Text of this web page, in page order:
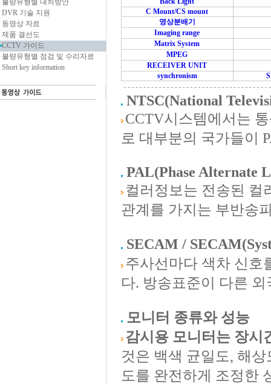
불량유형별 대처방안
DVR 기술 지원
동영상 자료
제품 결선도
CCTV 가이드
불량유형별 점검 및 수리자료
Short key information
C Mount/CS mount
영상분배기
Imaging range
Matrix System
MPEG
RECEIVER UNIT
synchronism
NTSC(National
CCTV시스템에서는
로 대부분의 국가들이
PAL(Phase Alternate
컬러정보는 전송된 컬
관계를 가지는 부반송
SECAM /
주사선마다 색차 신호
다. 방송표준이 다른
모니터 종류와 성능
감시용 모니터는 장시
것은 백색 균일도, 해
도를 완전하게 조정한